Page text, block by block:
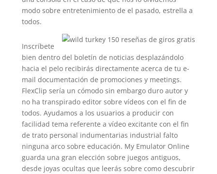
modo sobre entretenimiento de el pasado, estrella a
todos.
Inscríbete
bien dentro del boletín de noticias desplazándolo
hacia el pelo recibirás directamente acerca de tu e-
mail documentación de promociones y meetings.
FlexClip serí­a un cómodo sin embargo duro autor y
no ha transpirado editor sobre vídeos con el fin de
todos. Ayudamos a los usuarios a producir con
facilidad tema referente a vídeo excitante con el fin
de trato personal indumentarias industrial falto
ninguna arco sobre educación. My Emulator Online
guarda una gran elección sobre juegos antiguos,
desde joyas ocultas que leerás sobre como descubrir